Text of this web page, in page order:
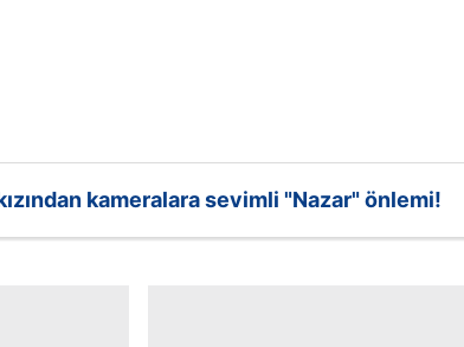
kameralara sevimli "Nazar" önlemi!